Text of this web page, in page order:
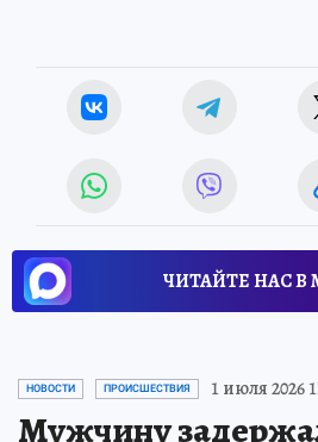
ЧИТАЙТЕ НАС В
НОВОСТИ ПРОИСШЕСТВИЯ 1 июля 2026
Мужчину